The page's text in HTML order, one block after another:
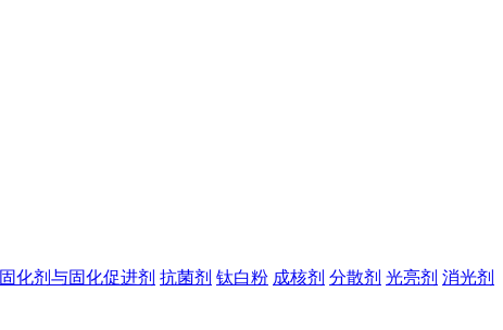
固化剂与固化促进剂 抗菌剂 钛白粉 成核剂 分散剂 光亮剂 消光剂